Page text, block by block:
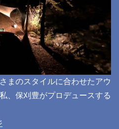
まのスタイルに合わせたアウ
、保刈豊がプロデュースする